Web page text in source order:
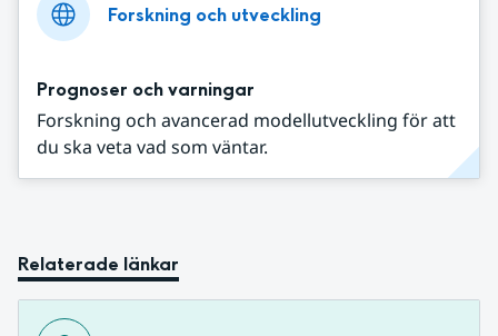
Forskning och utveckling
Prognoser och varningar
Forskning och avancerad modellutveckling för att
du ska veta vad som väntar.
Relaterade länkar